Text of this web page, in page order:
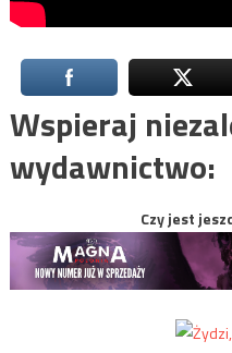
Wspieraj
wydawnictwo:
Czy jest